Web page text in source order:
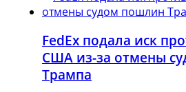
FedEx подала иск
США из-за отмены
Трампа